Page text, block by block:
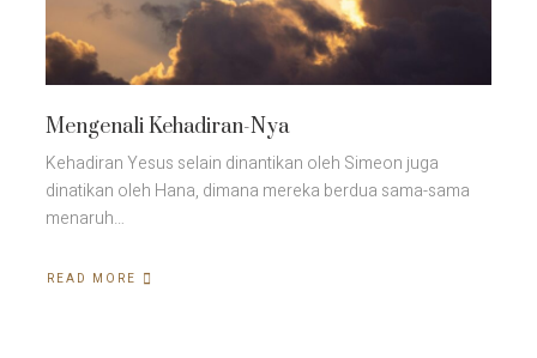
Mengenali Kehadiran-Nya
Kehadiran Yesus selain dinantikan oleh Simeon juga
dinatikan oleh Hana, dimana mereka berdua sama-sama
menaruh…
READ MORE